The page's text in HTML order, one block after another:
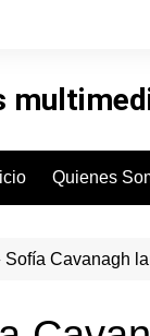
Quienes
Sofía Cavanagh